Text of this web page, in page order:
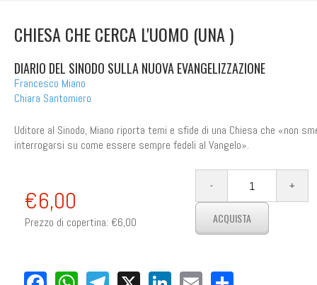
CHIESA CHE CERCA L'UOMO (UNA )
DIARIO DEL SINODO SULLA NUOVA EVANGELIZZAZIONE
Francesco Miano
Chiara Santomiero
Uditore al Sinodo, Miano riporta temi e sfide di una Chiesa che «non
interrogarsi su come essere sempre fedeli al Vangelo».
€6,00
Prezzo di copertina: €6,00